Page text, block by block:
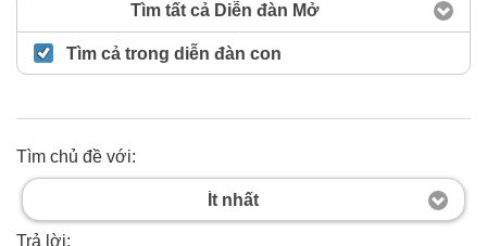
Tìm tất cả Diễn đàn Mở
Tìm cả trong diễn đàn con
Tìm chủ đề với:
Ít nhất
Trả lời: